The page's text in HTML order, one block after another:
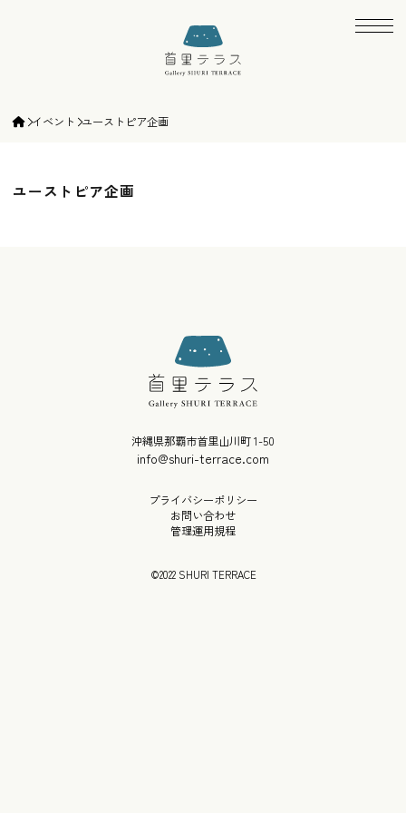
ギャラリー首里テラス | gallery SHURI
イベント ユーストピア企画
ユーストピア企画
沖縄県那覇市首里山川町 1-50
info@shuri-terrace.com
プライバシーポリシー
お問い合わせ
管理運用規程
©2022 SHURI TERRACE